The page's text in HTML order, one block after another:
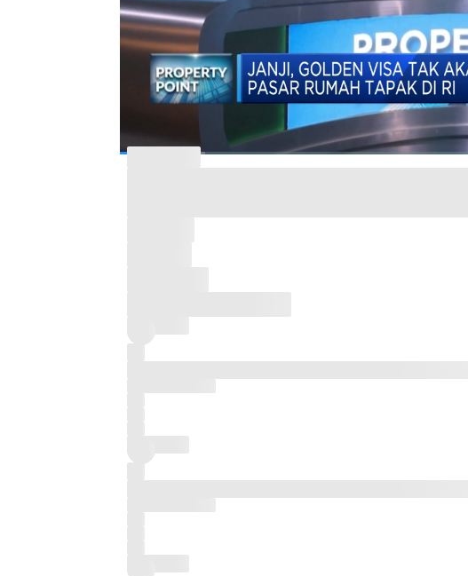
#dirjen imigrasi #golden visa #properti